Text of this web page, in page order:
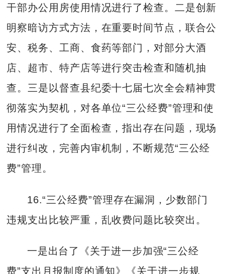
干部办公用房使用情况进行了检查。二是创新
明察暗访方式方法，在重要时间节点，联合公
安、税务、工商、食药等部门，对部分大酒
店、超市、特产店等进行突击检查和随机抽
查。三是以督查县纪委十七届七次全会精神贯
彻落实为契机，对各单位“三公经费”管理和使
用情况进行了全面检查，指出存在问题，现场
进行纠改，完善内审机制，不断规范“三公经
费”管理。
16.“三公经费”管理存在漏洞，少数部门
违规支出比较严重，乱收费问题比较突出。
一是出台了《关于进一步加强“三公经
费”支出月报制度的通知》《关于进一步规